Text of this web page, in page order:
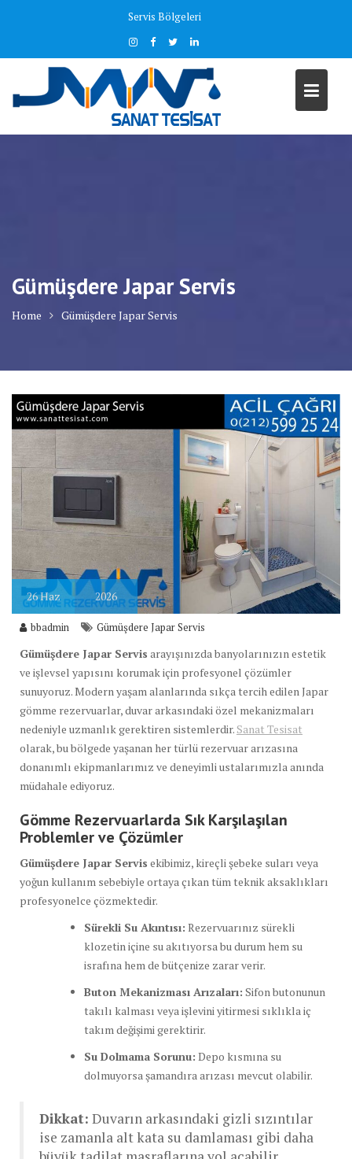
Servis Bölgeleri
Gümüşdere Japar Servis
Home Gümüşdere Japar Servis
26Haz 2026
bbadmin Gümüşdere Japar Servis
Gümüşdere Japar Servis arayışınızda banyolarınızın estetik
ve işlevsel yapısını korumak için profesyonel çözümler
sunuyoruz. Modern yaşam alanlarında sıkça tercih edilen Japar
gömme rezervuarlar, duvar arkasındaki özel mekanizmaları
nedeniyle uzmanlık gerektiren sistemlerdir. Sanat Tesisat
olarak, bu bölgede yaşanan her türlü rezervuar arızasına
donanımlı ekipmanlarımız ve deneyimli ustalarımızla anında
müdahale ediyoruz.
Gömme Rezervuarlarda Sık Karşılaşılan
Problemler ve Çözümler
Gümüşdere Japar Servis ekibimiz, kireçli şebeke suları veya
yoğun kullanım sebebiyle ortaya çıkan tüm teknik aksaklıkları
profesyonelce çözmektedir.
Sürekli Su Akıntısı: Rezervuarınız sürekli
klozetin içine su akıtıyorsa bu durum hem su
israfına hem de bütçenize zarar verir.
Buton Mekanizması Arızaları: Sifon butonunun
takılı kalması veya işlevini yitirmesi sıklıkla iç
takım değişimi gerektirir.
Su Dolmama Sorunu: Depo kısmına su
dolmuyorsa şamandıra arızası mevcut olabilir.
Dikkat: Duvarın arkasındaki gizli sızıntılar
ise zamanla alt kata su damlaması gibi daha